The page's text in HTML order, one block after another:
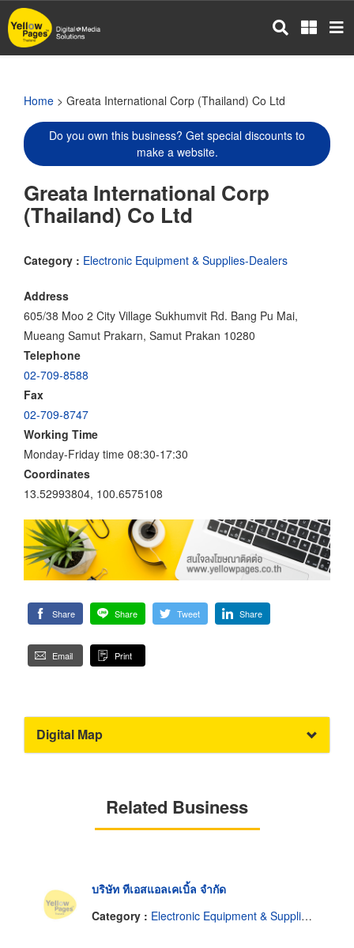
Skip
to
main
Home > Greata International Corp (Thailand) Co Ltd
Do you own this business? Get special discounts to
make a website.
Greata International Corp
(Thailand) Co Ltd
Category : Electronic Equipment & Supplies-Dealers
Address
605/38 Moo 2 City Village Sukhumvit Rd. Bang Pu Mai,
Mueang Samut Prakarn, Samut Prakan 10280
Telephone
02-709-8588
Fax
02-709-8747
Working Time
Monday-Friday time 08:30-17:30
Coordinates
13.52993804, 100.6575108
Share Share Tweet Share
Email Print
Digital Map
Related Business
บริษัท ทีเอสแอลเคเบิ้ล จำกัด
Category : Electronic Equipment & Supplies-Dealers